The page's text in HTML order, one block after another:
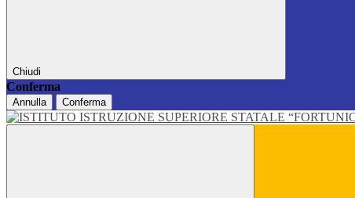
Chiudi
Conferma
Annulla Conferma